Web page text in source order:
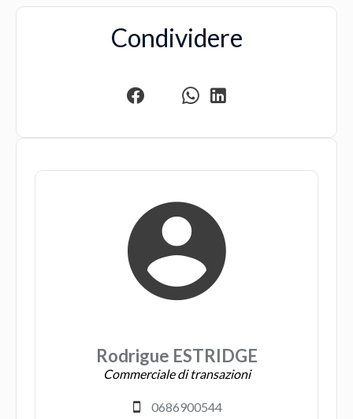
Condividere
Rodrigue ESTRIDGE
Commerciale di transazioni
0686900544